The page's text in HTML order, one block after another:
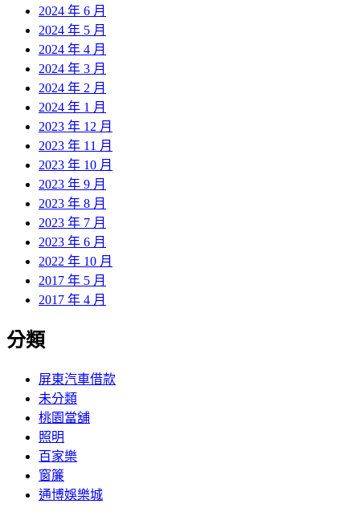
2024 年 6 月
2024 年 5 月
2024 年 4 月
2024 年 3 月
2024 年 2 月
2024 年 1 月
2023 年 12 月
2023 年 11 月
2023 年 10 月
2023 年 9 月
2023 年 8 月
2023 年 7 月
2023 年 6 月
2022 年 10 月
2017 年 5 月
2017 年 4 月
分類
屏東汽車借款
未分類
桃園當舖
照明
百家樂
窗簾
通博娛樂城